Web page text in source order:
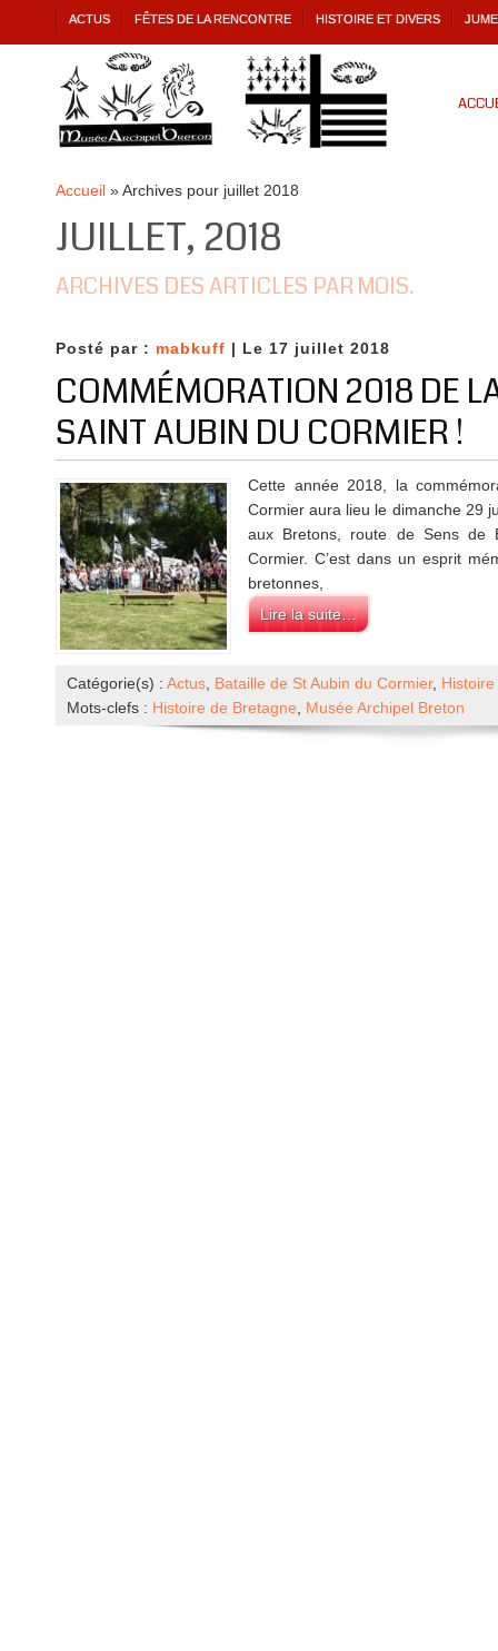
ACTUS FÊTES DE LA RENCONTRE HISTOIRE ET DIVERS
Accueil »Archives pour juillet 2018
JUILLET, 2018
ARCHIVES DES ARTICLES PAR MOIS.
Posté par : mabkuff | Le 17 juillet 2018
COMMÉMORATION 2018 DE
SAINT AUBIN DU CORMIER !
Cette année 2018, la
Cormier aura lieu le dimanche 29
aux Bretons, route de Sens de
Cormier. C’est dans un esprit
bretonnes,
Lire la suite…
Catégorie(s) : Actus Bataille de St Aubin du Cormier,
Mots-clefs : Histoire de Bretagne Musée Archipel Breton